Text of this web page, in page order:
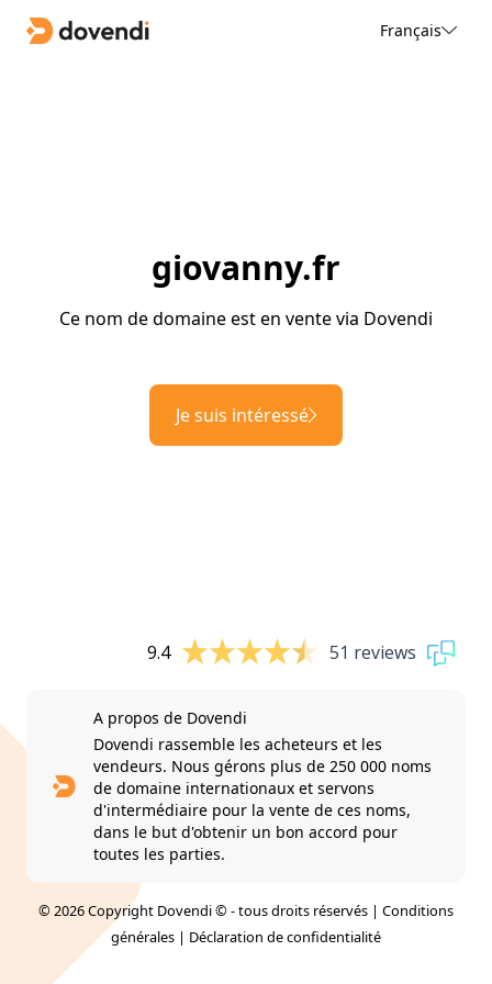
Français
giovanny.fr
Ce nom de domaine est en vente via Dovendi
Je suis intéressé
9.4 51 reviews
A propos de Dovendi
Dovendi rassemble les acheteurs et les
vendeurs. Nous gérons plus de 250 000 noms
de domaine internationaux et servons
d'intermédiaire pour la vente de ces noms,
dans le but d'obtenir un bon accord pour
toutes les parties.
© 2026 Copyright Dovendi © - tous droits réservés | Conditions
générales | Déclaration de confidentialité